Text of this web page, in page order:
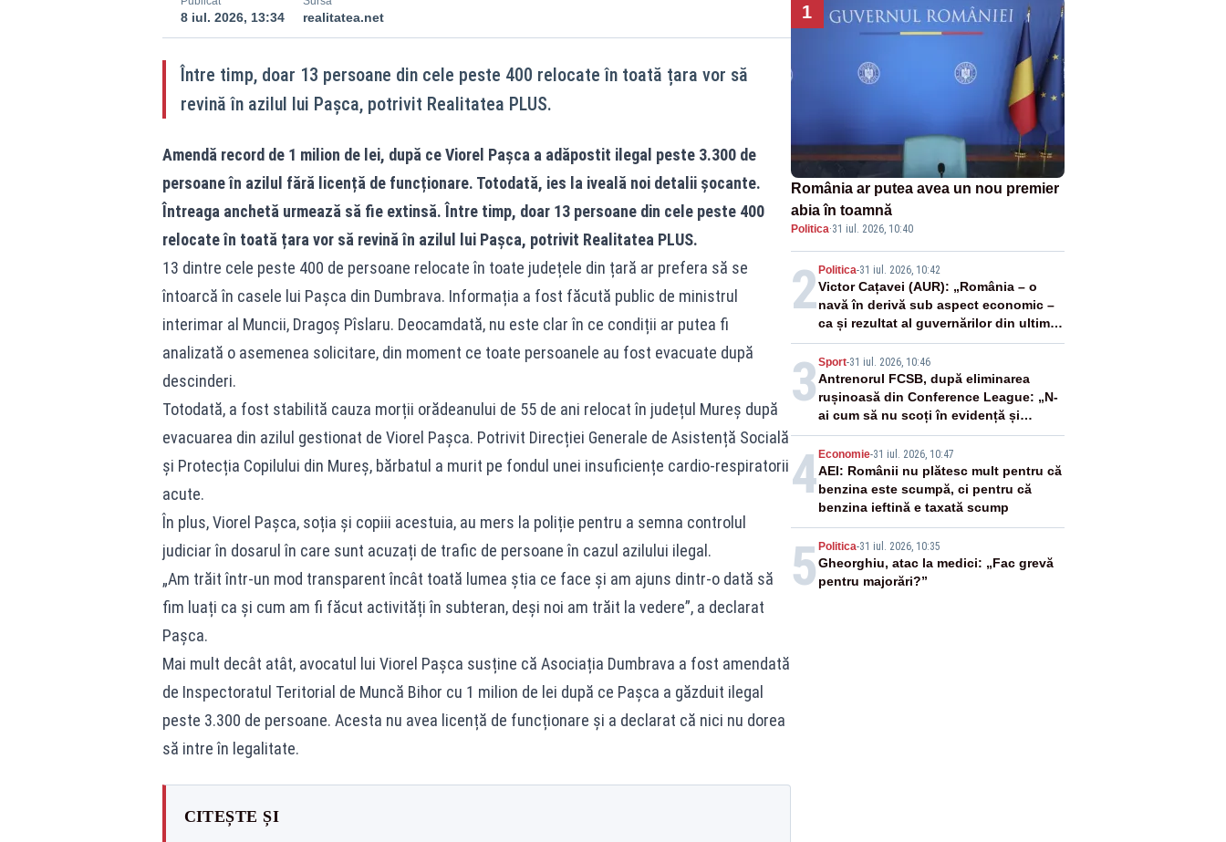
8 iul. 2026, 13:34 realitatea.net
Între timp, doar 13 persoane din cele peste 400 relocate în toată țara vor să
revină în azilul lui Pașca, potrivit Realitatea PLUS.
Amendă record de 1 milion de lei, după ce Viorel Pașca a adăpostit ilegal peste 3.300 de
persoane în azilul fără licență de funcționare. Totodată, ies la iveală noi detalii șocante.
Întreaga anchetă urmează să fie extinsă. Între timp, doar 13 persoane din cele peste 400
relocate în toată țara vor să revină în azilul lui Pașca, potrivit Realitatea PLUS.
13 dintre cele peste 400 de persoane relocate în toate județele din țară ar prefera să se
întoarcă în casele lui Pașca din Dumbrava. Informația a fost făcută public de ministrul
interimar al Muncii, Dragoș Pîslaru. Deocamdată, nu este clar în ce condiții ar putea fi
analizată o asemenea solicitare, din moment ce toate persoanele au fost evacuate după
descinderi.
Totodată, a fost stabilită cauza morții orădeanului de 55 de ani relocat în județul Mureș după
evacuarea din azilul gestionat de Viorel Pașca. Potrivit Direcției Generale de Asistență Socială
și Protecția Copilului din Mureș, bărbatul a murit pe fondul unei insuficiențe cardio-respiratorii
acute.
În plus, Viorel Pașca, soția și copiii acestuia, au mers la poliție pentru a semna controlul
judiciar în dosarul în care sunt acuzați de trafic de persoane în cazul azilului ilegal.
„Am trăit într-un mod transparent încât toată lumea ştia ce face și am ajuns dintr-o dată să
fim luați ca și cum am fi făcut activități în subteran, deși noi am trăit la vedere”, a declarat
Pașca.
Mai mult decât atât, avocatul lui Viorel Pașca susține că Asociația Dumbrava a fost amendată
de Inspectoratul Teritorial de Muncă Bihor cu 1 milion de lei după ce Pașca a găzduit ilegal
peste 3.300 de persoane. Acesta nu avea licență de funcționare și a declarat că nici nu dorea
să intre în legalitate.
CITEȘTE ȘI
1
România ar putea avea un nou premier
abia în toamnă
Politica·31 iul. 2026, 10:40
2 Politica-31 iul. 2026, 10:42
Victor Cațavei (AUR): „România – o
navă în derivă sub aspect economic –
ca și rezultat al guvernărilor din ultimii
36 de ani”
3 Sport-31 iul. 2026, 10:46
Antrenorul FCSB, după eliminarea
rușinoasă din Conference League: „N-
ai cum să nu scoți în evidență și
lucrurile bune”
4 Economie-31 iul. 2026, 10:47
AEI: Românii nu plătesc mult pentru că
benzina este scumpă, ci pentru că
benzina ieftină e taxată scump
5 Politica-31 iul. 2026, 10:35
Gheorghiu, atac la medici: „Fac grevă
pentru majorări?”